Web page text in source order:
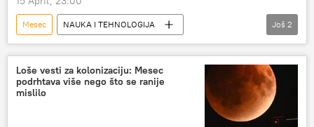
Mesec
NAUKA I TEHNOLOGIJA
Nauka i tehnologija
Društvo
Još 2
Loše vesti za kolonizaciju: Mesec
podrhtava više nego što se ranije
mislilo